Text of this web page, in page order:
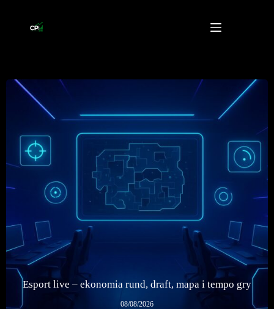
Esport live – ekonomia rund, draft, mapa i tempo gry
08/08/2026